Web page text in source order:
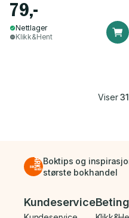
79,-
Nettlager
Klikk&Hent
Viser31
Boktips og
største bokhandel
Bunnmeny
Kundeservice